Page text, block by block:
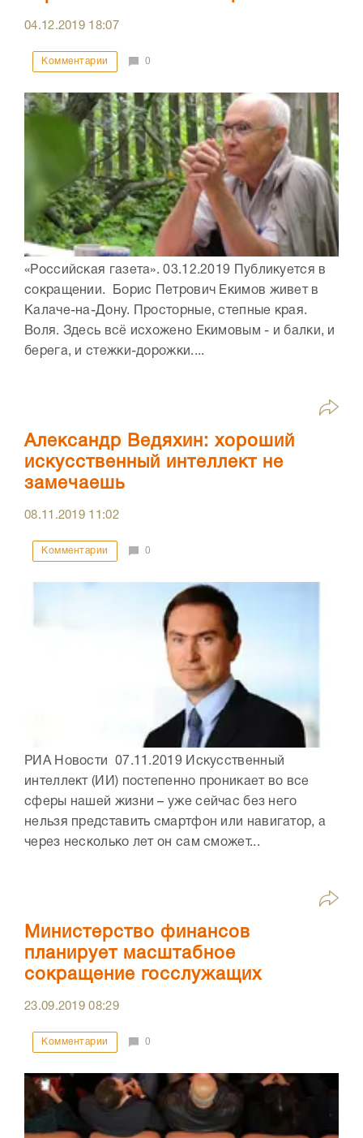
04.12.2019 18:07
Комментарии 0
«Российская газета». 03.12.2019 Публикуется в
сокращении. Борис Петрович Екимов живет в
Калаче-на-Дону. Просторные, степные края.
Воля. Здесь всё исхожено Екимовым - и балки, и
берега, и стежки-дорожки....
Александр Ведяхин: хороший
искусственный интеллект не
замечаешь
08.11.2019 11:02
Комментарии 0
РИА Новости 07.11.2019 Искусственный
интеллект (ИИ) постепенно проникает во все
сферы нашей жизни – уже сейчас без него
нельзя представить смартфон или навигатор, а
через несколько лет он сам сможет...
Министерство финансов
планирует масштабное
сокращение госслужащих
23.09.201908:29
Комментарии 0